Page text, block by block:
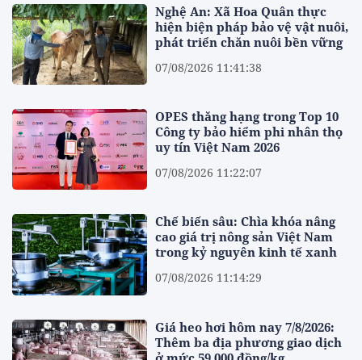
Nghệ An: Xã Hoa Quân thực
hiện biện pháp bảo vệ vật nuôi,
phát triển chăn nuôi bền vững
07/08/2026 11:41:38
OPES thăng hạng trong Top 10
Công ty bảo hiểm phi nhân thọ
uy tín Việt Nam 2026
07/08/2026 11:22:07
Chế biến sâu: Chìa khóa nâng
cao giá trị nông sản Việt Nam
trong kỷ nguyên kinh tế xanh
07/08/2026 11:14:29
Giá heo hơi hôm nay 7/8/2026:
Thêm ba địa phương giao dịch